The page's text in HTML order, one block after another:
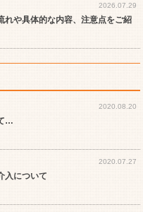
2026.07.29
れや具体的な内容、注意点をご紹
2020.08.20
…
2020.07.27
入について